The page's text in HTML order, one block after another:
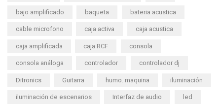
bajo amplificado baqueta bateria acustica
cable microfono caja activa caja acustica
caja amplificada caja RCF consola
consola análoga controlador controlador dj
Ditronics Guitarra humo. maquina iluminación
iluminación de escenarios Interfaz de audio led